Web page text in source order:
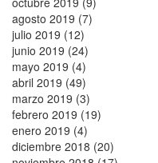
agosto 2019 (7)
julio 2019 (12)
junio 2019 (24)
mayo 2019 (4)
abril 2019 (49)
marzo 2019 (3)
febrero 2019 (19)
enero 2019 (4)
diciembre 2018 (20)